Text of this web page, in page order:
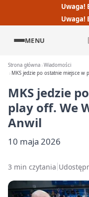
Uwaga!
Uwaga!
MENU
Strona główna Wiadomości
MKS jedzie po ostatnie miejsce w
MKS jedzie
play off. We
Anwil
10 maja 2026
3 min czytania